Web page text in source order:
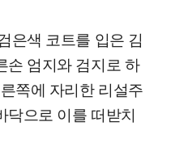
은색 코트를 입은 김
손 엄지와 검지로 하
쪽에 자리한 리설주
닥으로 이를 떠받치